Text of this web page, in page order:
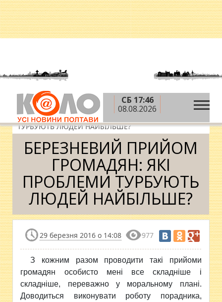
СБ 17:46
08.08.2026
Головна » Блоги » Юрій Бублик
»БЕРЕЗНЕВИЙ ПРИЙОМ ГРОМАДЯН: ЯКІ ПРОБЛЕМИ
ТУРБУЮТЬ ЛЮДЕЙ НАЙБІЛЬШЕ?
БЕРЕЗНЕВИЙ ПРИЙОМ
ГРОМАДЯН: ЯКІ
ПРОБЛЕМИ ТУРБУЮТЬ
ЛЮДЕЙ НАЙБІЛЬШЕ?
29 березня 2016 о 14:08 977
З кожним разом проводити такі прийоми
громадян особисто мені все складніше і
складніше, переважно у моральному плані.
Доводиться виконувати роботу порадника,